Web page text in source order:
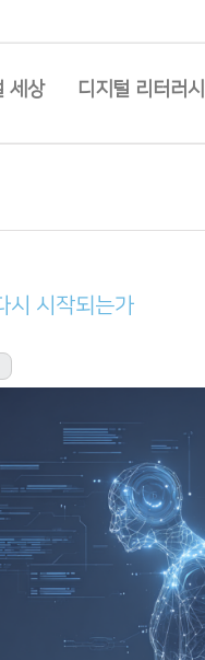
세상 디지털 리터러시
시 시작되는가